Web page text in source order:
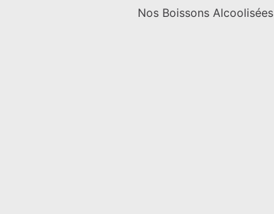
Nos Boissons Alcoolisées